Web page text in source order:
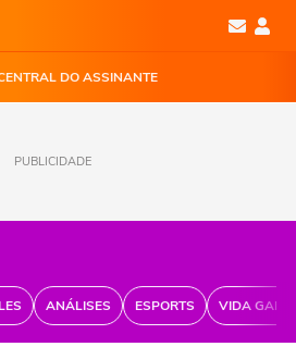
DO ASSINANTE
PUBLICIDADE
ANÁLISES ESPORTS VIDA